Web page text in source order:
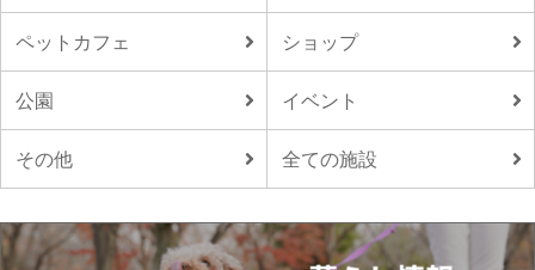
ペットカフェ ショップ
公園 イベント
その他 全ての施設